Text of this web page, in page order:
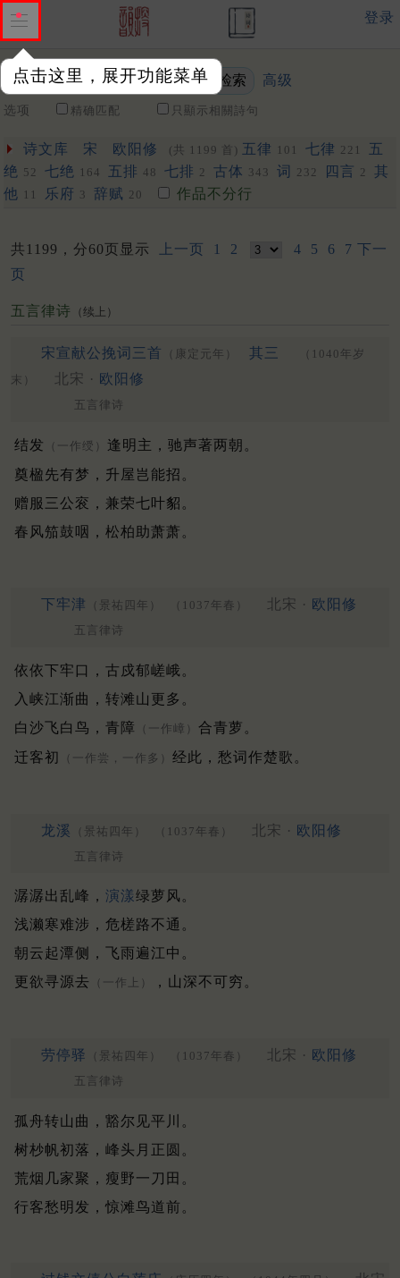
点击这里，展开功能菜单
登录
关键词 高级
选项 精确匹配 只顯示相關詩句
诗文库 宋 欧阳修 (共 1199 首) 五律 101 七律 221
五
绝 52 七绝 164 五排 48 七排 2 古体 343 词 232 四言 2
其
他 11 乐府 3 辞赋 20 作品不分行
共1199，分60页显示 上一页 1 2 4 5 6 7 下一
页
五言律诗 （续上）
宋宣献公挽词三首 （康定元年） 其三
（1040年岁
末）
北宋 · 欧阳修
五言律诗
结发 （一作绶） 逢明主，驰声著两朝。
奠楹先有梦，升屋岂能招。
赠服三公衮，兼荣七叶貂。
春风笳鼓咽，松柏助萧萧。
下牢津 （景祐四年） （1037年春） 北宋 · 欧阳修
五言律诗
依依下牢口，古戍郁嵯峨。
入峡江渐曲，转滩山更多。
白沙飞白鸟，青障
（一作嶂） 合青萝。
迁客初
（一作尝，一作多） 经此，愁词作楚歌。
龙溪 （景祐四年） （1037年春） 北宋 · 欧阳修
五言律诗
潺潺出乱峰， 演漾绿萝风。
浅濑寒难涉，危槎路不通。
朝云起潭侧，飞雨遍江中。
更欲寻源去
（一作上） ，山深不可穷。
劳停驿 （景祐四年） （1037年春） 北宋 · 欧阳修
五言律诗
孤舟转山曲，豁尔见平川。
树杪帆初落，峰头月正圆。
荒烟几家聚，瘦野一刀田。
行客愁明发，惊滩鸟道前。